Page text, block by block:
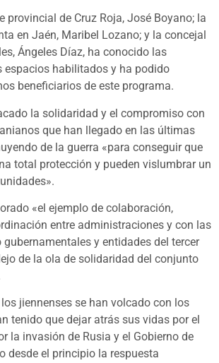
provincial de Cruz Roja, José Boyano; la
en Jaén, Maribel Lozano; y la concejal
Ángeles Díaz, ha conocido las
espacios habilitados y ha podido
beneficiarios de este programa.
la solidaridad y el compromiso con
que han llegado en las últimas
de la guerra «para conseguir que
total protección y pueden vislumbrar un
«el ejemplo de colaboración,
entre administraciones y con las
y entidades del tercer
de la ola de solidaridad del conjunto
jiennenses se han volcado con los
tenido que dejar atrás sus vidas por el
la invasión de Rusia y el Gobierno de
desde el principio la respuesta